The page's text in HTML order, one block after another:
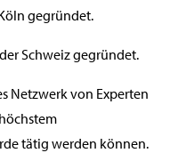
gegründet.
Schweiz gegründet.
Netzwerk von Experten
tätig werden können.